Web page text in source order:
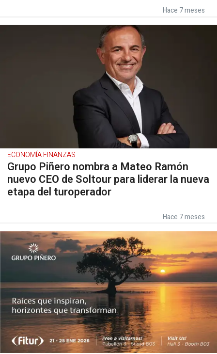
Hace 7 meses
ECONOMÍA FINANZAS
Grupo Piñero nombra a Mateo Ramón
nuevo CEO de Soltour para liderar la nueva
etapa del turoperador
Hace 7 meses